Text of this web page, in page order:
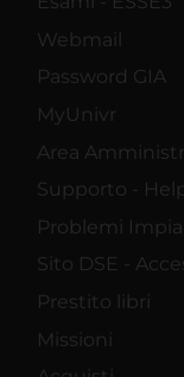
Webmail
Password GIA
MyUnivr
Area
Supporto -
Problemi
Sito DSE -
Prestito libri
Missioni